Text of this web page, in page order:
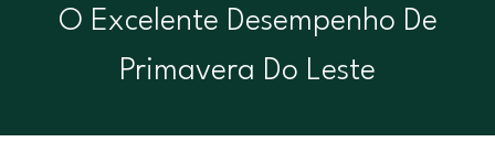
O Excelente Desempenho De
Primavera Do Leste